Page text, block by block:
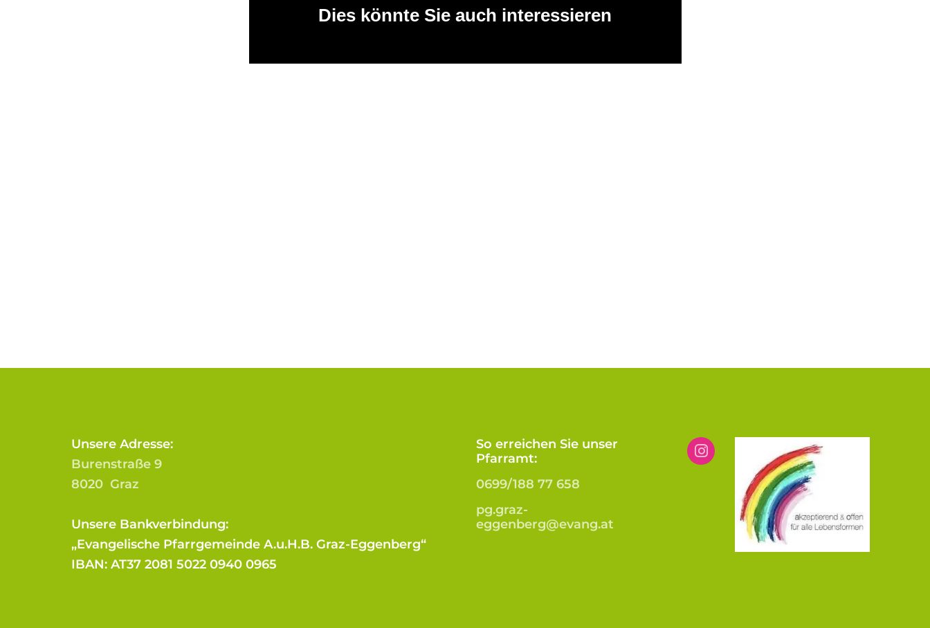
Dies könnte Sie auch interessieren
Unsere Adresse:
Burenstraße 9
8020 Graz
Unsere Bankverbindung:
„Evangelische Pfarrgemeinde A.u.H.B. Graz-Eggenberg“
IBAN: AT37 2081 5022 0940 0965
So erreichen Sie unser
Pfarramt:
0699/188 77 658
pg.graz-
eggenberg@evang.at